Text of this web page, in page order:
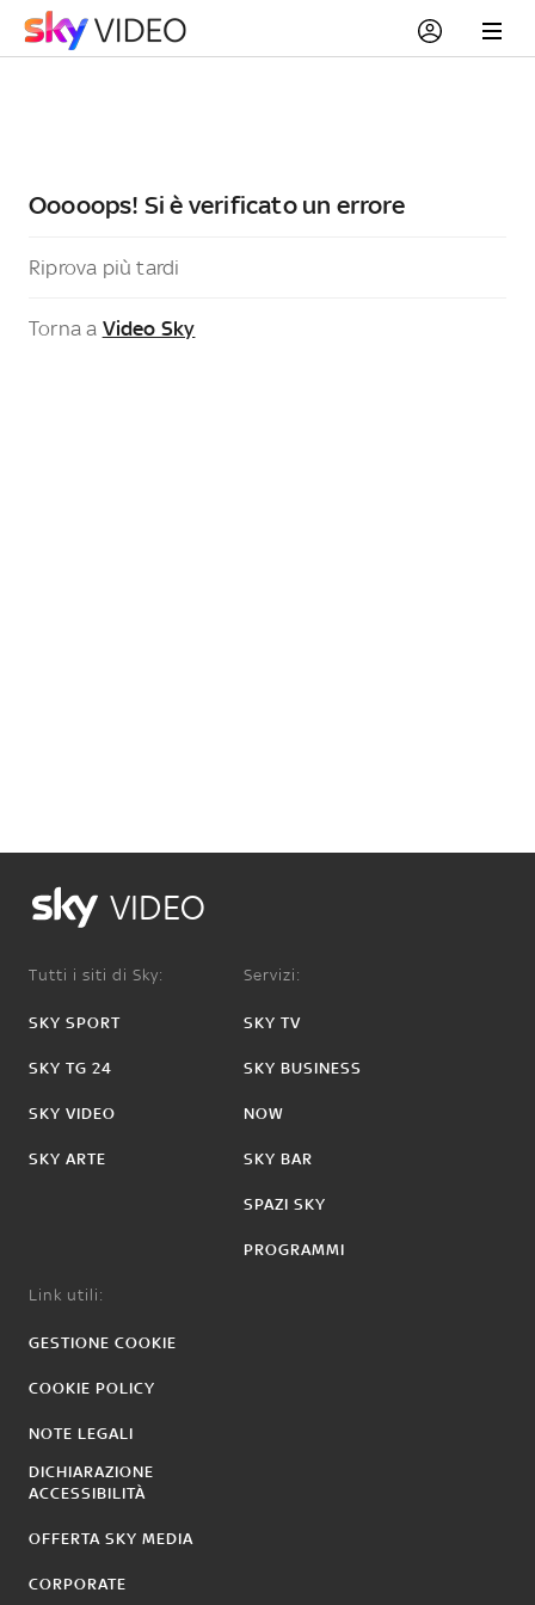
Ooooops! Si è verificato un errore
Riprova più tardi
Torna a Video Sky
VIDEO
Tutti i siti di Sky:
SKY SPORT
SKY TG 24
SKY VIDEO
SKY ARTE
Servizi:
SKY TV
SKY BUSINESS
NOW
SKY BAR
SPAZI SKY
PROGRAMMI
Link utili:
GESTIONE COOKIE
COOKIE POLICY
NOTE LEGALI
DICHIARAZIONE
ACCESSIBILITÀ
OFFERTA SKY MEDIA
CORPORATE